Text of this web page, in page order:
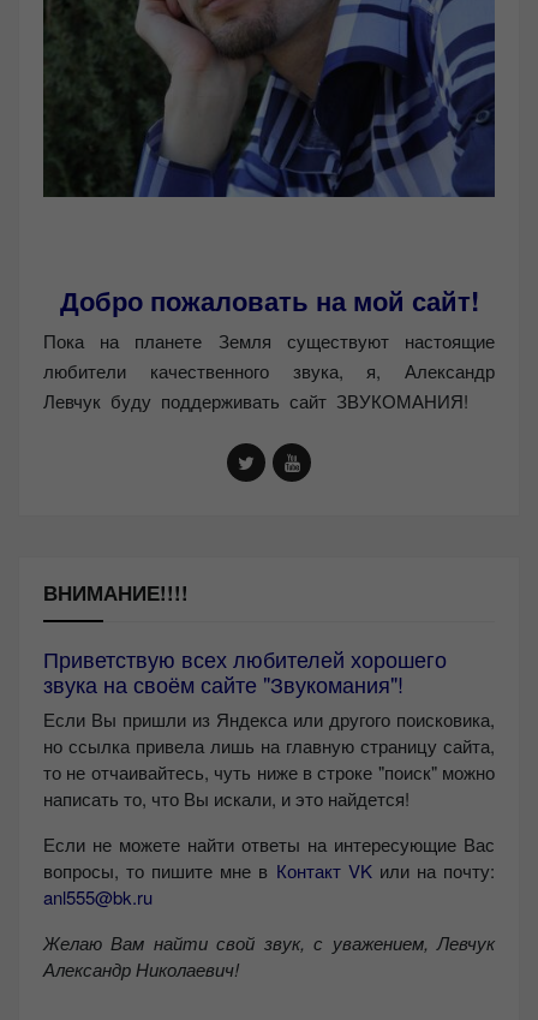
Добро пожаловать на мой сайт!
Пока на планете Земля существуют настоящие
любители качественного звука, я, Александр
Левчук буду поддерживать сайт ЗВУКОМАНИЯ!
ВНИМАНИЕ!!!!
Приветствую всех любителей хорошего
звука на своём сайте "Звукомания"!
Если Вы пришли из Яндекса или другого поисковика,
но ссылка привела лишь на главную страницу сайта,
то не отчаивайтесь, чуть ниже в строке "поиск" можно
написать то, что Вы искали, и это найдется!
Если не можете найти ответы на интересующие Вас
вопросы, то пишите мне в Контакт VKили на почту:
anl555@bk.ru
Желаю Вам найти свой звук, с уважением, Левчук
Александр Николаевич!